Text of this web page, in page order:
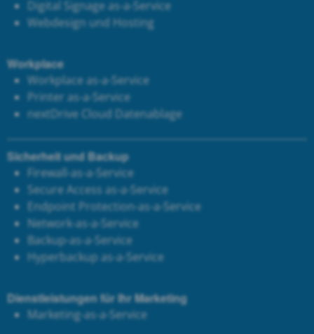
Digital Signage as-a-Service
Webdesign und Hosting
Workplace
Workplace as-a-Service
Printer as-a-Service
nextDrive Cloud Datenablage
Sicherheit und Backup
Firewall-as-a-Service
Secure Access as-a-Service
Endpoint Protection-as-a-Service
Network-as-a-Service
Backup-as-a-Service
Hyperbackup as-a-Service
Dienstleistungen für Ihr Marketing
Marketing-as-a-Service